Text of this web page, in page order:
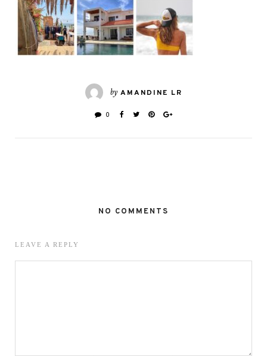
by AMANDINE LR
0
NO COMMENTS
LEAVE A REPLY